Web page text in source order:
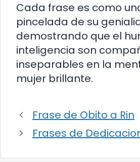
Cada frase es como
pincelada de su
demostrando que el
inteligencia son
inseparables en la
mujer brillante.
Frase de Obito a Rin
Frases de